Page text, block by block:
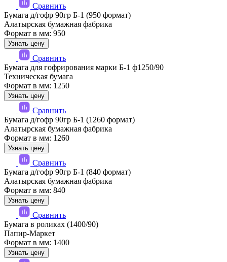
Сравнить
Бумага д/гофр 90гр Б-1 (950 формат)
Алатырская бумажная фабрика
Формат в мм: 950
Узнать цену
Сравнить
Бумага для гофрирования марки Б-1 ф1250/90
Техническая бумага
Формат в мм: 1250
Узнать цену
Сравнить
Бумага д/гофр 90гр Б-1 (1260 формат)
Алатырская бумажная фабрика
Формат в мм: 1260
Узнать цену
Сравнить
Бумага д/гофр 90гр Б-1 (840 формат)
Алатырская бумажная фабрика
Формат в мм: 840
Узнать цену
Сравнить
Бумага в роликах (1400/90)
Папир-Маркет
Формат в мм: 1400
Узнать цену